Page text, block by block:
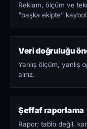
Reklam, ölçüm ve
“başka ekipte”
Veri doğruluğu
Yanlış ölçüm, yanlış
alırız.
Şeffaf raporlama
Rapor; tablo değil,